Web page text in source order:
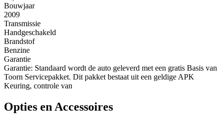
Bouwjaar
2009
Transmissie
Handgeschakeld
Brandstof
Benzine
Garantie
Garantie: Standaard wordt de auto geleverd met een gratis Basis van
Toorn Servicepakket. Dit pakket bestaat uit een geldige APK
Keuring, controle van
Opties en Accessoires